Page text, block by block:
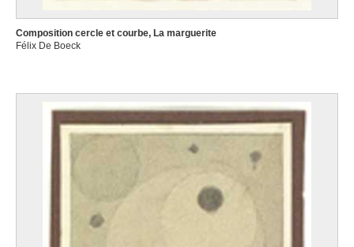
Composition cercle et courbe, La marguerite
Félix De Boeck